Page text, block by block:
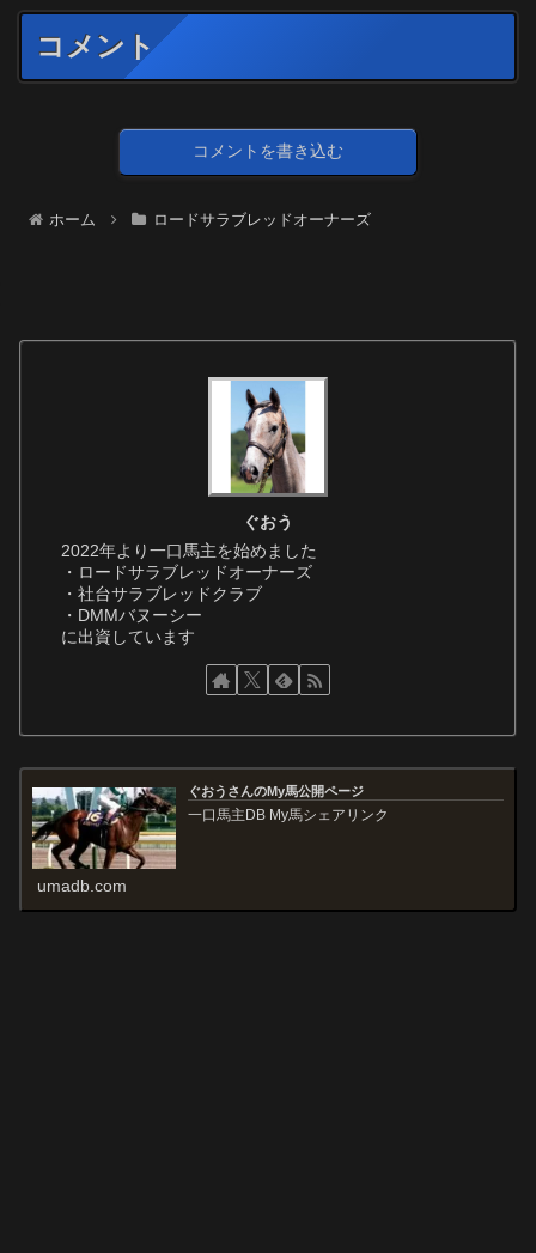
コメント
コメントを書き込む
ホーム ロードサラブレッドオーナーズ
ぐおう
2022年より一口馬主を始めました
・ロードサラブレッドオーナーズ
・社台サラブレッドクラブ
・DMMバヌーシー
に出資しています
ぐおうさんのMy馬公開ページ
一口馬主DB My馬シェアリンク
umadb.com